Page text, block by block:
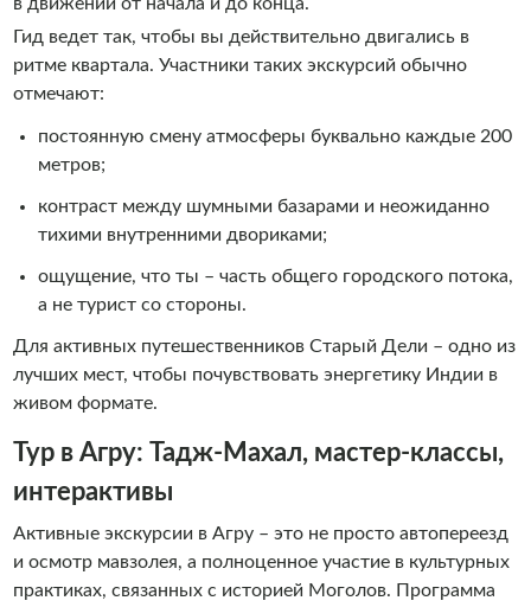
Гид ведет так, чтобы вы действительно двигались в
ритме квартала. Участники таких экскурсий обычно
отмечают:
постоянную смену атмосферы буквально каждые 200
метров;
контраст между шумными базарами и неожиданно
тихими внутренними двориками;
ощущение, что ты – часть общего городского потока,
а не турист со стороны.
Для активных путешественников Старый Дели – одно из
лучших мест, чтобы почувствовать энергетику Индии в
живом формате.
Тур в Агру: Тадж-Махал, мастер-классы,
интерактивы
Активные экскурсии в Агру – это не просто автопереезд
и осмотр мавзолея, а полноценное участие в культурных
практиках, связанных с историей Моголов. Программа